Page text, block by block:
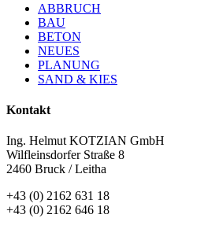
ABBRUCH
BAU
BETON
NEUES
PLANUNG
SAND & KIES
Kontakt
Ing. Helmut KOTZIAN GmbH
Wilfleinsdorfer Straße 8
2460 Bruck / Leitha
+43 (0) 2162 631 18
+43 (0) 2162 646 18